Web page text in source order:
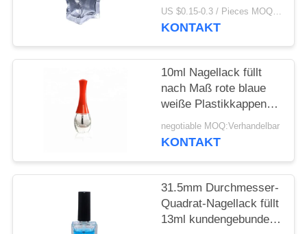
PRIVACY
US $0.15-0.3 / Pieces MOQ:1000
KONTAKT
10ml Nagellack füllt
nach Maß rote blaue
weiße Plastikkappen
mit Bürste ab
negotiable MOQ:Verhandelbar
KONTAKT
31.5mm Durchmesser-
Quadrat-Nagellack füllt
13ml kundengebundene